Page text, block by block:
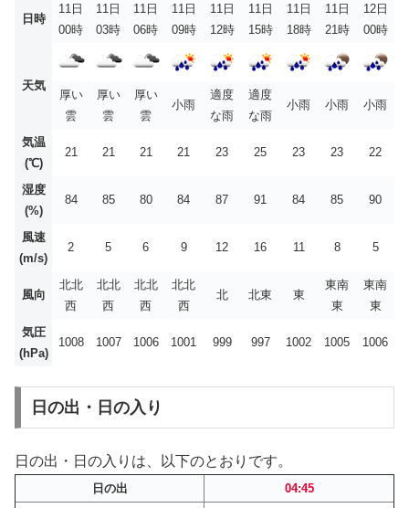
日時
11日
00時
11日
03時
11日
06時
11日
09時
11日
12時
11日
15時
11日
18時
11日
21時
12日
00時
天気
厚い
雲
厚い
雲
厚い
雲
小雨
適度
な雨
適度
な雨
小雨 小雨 小雨
気温
(℃)
21 21 21 21 23 25 23 23 22
湿度
(%)
84 85 80 84 87 91 84 85 90
風速
(m/s)
2 5 6 9 12 16 11 8 5
風向
北北
西
北北
西
北北
西
北北
西
北 北東 東
東南
東
東南
東
気圧
(hPa)
1008 1007 1006 1001 999 997 1002 1005 1006
日の出・日の入り
日の出・日の入りは、以下のとおりです。
日の出
04:45